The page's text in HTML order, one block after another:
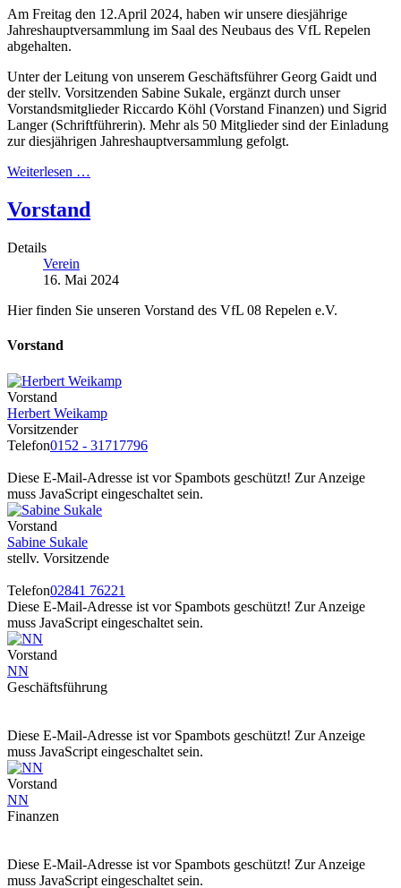
Am Freitag den 12.April 2024, haben wir unsere diesjährige
Jahreshauptversammlung im Saal des Neubaus des VfL Repelen
abgehalten.
Unter der Leitung von unserem Geschäftsführer Georg Gaidt und
der stellv. Vorsitzenden Sabine Sukale, ergänzt durch unser
Vorstandsmitglieder Riccardo Köhl (Vorstand Finanzen) und Sigrid
Langer (Schriftführerin). Mehr als 50 Mitglieder sind der Einladung
zur diesjährigen Jahreshauptversammlung gefolgt.
Weiterlesen …
Vorstand
Details
Verein
16. Mai 2024
Hier finden Sie unseren Vorstand des VfL 08 Repelen e.V.
Vorstand
Vorstand
Herbert Weikamp
Vorsitzender
Telefon0152 - 31717796
Diese E-Mail-Adresse ist vor Spambots geschützt! Zur Anzeige
muss JavaScript eingeschaltet sein.
Vorstand
Sabine Sukale
stellv. Vorsitzende
Telefon02841 76221
Diese E-Mail-Adresse ist vor Spambots geschützt! Zur Anzeige
muss JavaScript eingeschaltet sein.
Vorstand
NN
Geschäftsführung
Diese E-Mail-Adresse ist vor Spambots geschützt! Zur Anzeige
muss JavaScript eingeschaltet sein.
Vorstand
NN
Finanzen
Diese E-Mail-Adresse ist vor Spambots geschützt! Zur Anzeige
muss JavaScript eingeschaltet sein.